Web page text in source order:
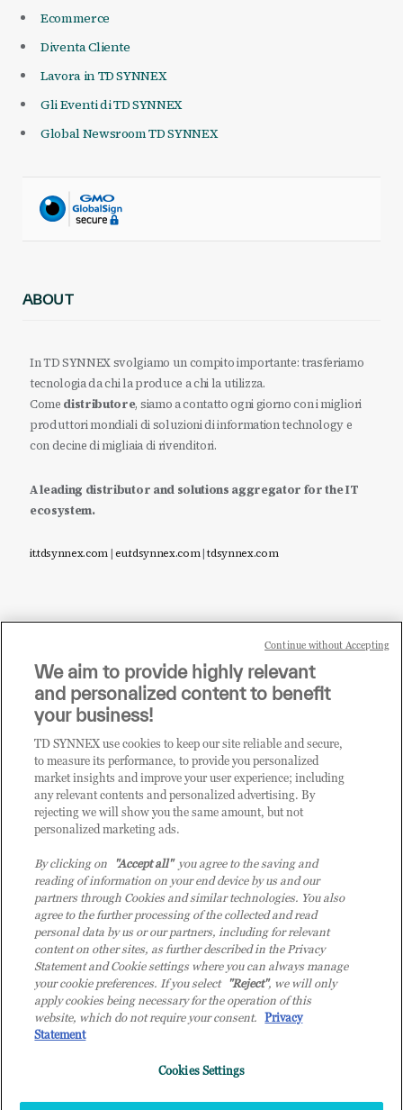
Ecommerce
Diventa Cliente
Lavora in TD SYNNEX
Gli Eventi di TD SYNNEX
Global Newsroom TD SYNNEX
ABOUT
In TD SYNNEX svolgiamo un compito importante: trasferiamo
tecnologia da chi la produce a chi la utilizza.
Come distributore, siamo a contatto ogni giorno con i migliori
produttori mondiali di soluzioni di information technology e
con decine di migliaia di rivenditori.
A leading distributor and solutions aggregator for the IT
ecosystem.
it.tdsynnex.com|eu.tdsynnex.com|tdsynnex.com
Sei un rivenditore di tecnologia e desideri acquistare
i prodotti o le soluzioni trattate sul blog?
CLICCA QUI E DIVENTA
CLIENTE TD SYNNEX
© 2026 TD SYNNEX Italy S.r.l. - Sede legale: via Luigi Russolo 9, 20138 Milano
(MI) - Numero di iscrizione al Registro delle Imprese di Milano e Codice Fiscale:
07092780159 - P.IVA: 07092780159 - Eur 12.569.000,00 i.v - TD SYNNEX e TD
in altri Paesi. Società a socio unico soggetta all’attività di direzione e coordinamento
We aim to provide highly relevant
and personalized content to benefit
your business!
TD SYNNEX use cookies to keep our site reliable and secure,
to measure its performance, to provide you personalized
market insights and improve your user experience; including
any relevant contents and personalized advertising. By
rejecting we will show you the same amount, but not
personalized marketing ads.
By clicking on "Accept all"you agree to the saving and
reading of information on your end device by us and our
partners through Cookies and similar technologies. You also
agree to the further processing of the collected and read
personal data by us or our partners, including for relevant
content on other sites, as further described in the Privacy
Statement and Cookie settings where you can always manage
your cookie preferences. If you select "Reject", we will only
apply cookies being necessary for the operation of this
website, which do not require your consent. Privacy
Statement
Cookies Settings
Continue without Accepting